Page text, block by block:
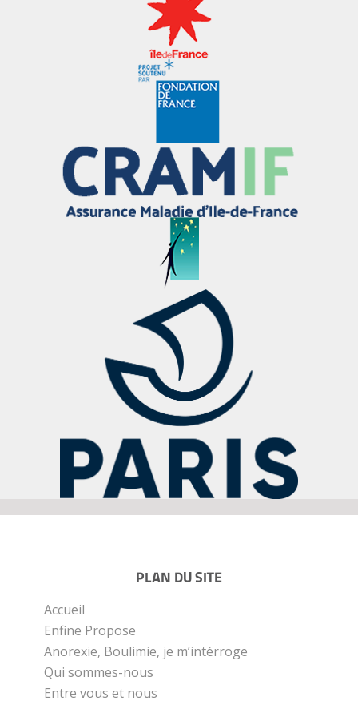
PLAN DU SITE
Accueil
Enfine Propose
Anorexie, Boulimie, je m’intérroge
Qui sommes-nous
Entre vous et nous